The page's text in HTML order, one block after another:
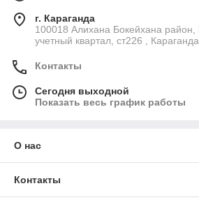
г. Караганда
100018 Алихана Бокейхана район,
учетный квартал, ст226 ,
Контакты
Сегодня выходной
Показать весь график работы
О нас
Контакты